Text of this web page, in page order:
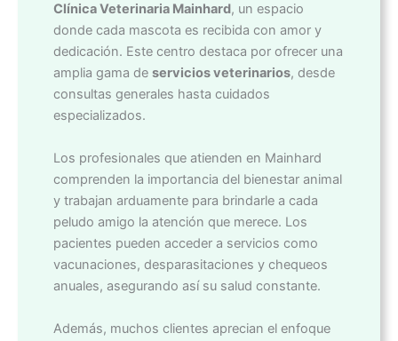
Clínica Veterinaria Mainhard, un espacio
donde cada mascota es recibida con amor y
dedicación. Este centro destaca por ofrecer una
amplia gama de servicios veterinarios, desde
consultas generales hasta cuidados
especializados.
Los profesionales que atienden en Mainhard
comprenden la importancia del bienestar animal
y trabajan arduamente para brindarle a cada
peludo amigo la atención que merece. Los
pacientes pueden acceder a servicios como
vacunaciones, desparasitaciones y chequeos
anuales, asegurando así su salud constante.
Además, muchos clientes aprecian el enfoque